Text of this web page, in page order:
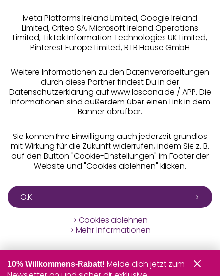
Alle Preise inkl. MwSt., zzgl.
Versandkosten
Meta Platforms Ireland Limited, Google Ireland
Limited, Criteo SA, Microsoft Ireland Operations
Limited, TikTok Information Technologies UK Limited,
Pinterest Europe Limited, RTB House GmbH
Weitere Informationen zu den Datenverarbeitungen
durch diese Partner findest Du in der
Datenschutzerklärung auf www.lascana.de / APP. Die
Informationen sind außerdem über einen Link in dem
Banner abrufbar.
Sie können Ihre Einwilligung auch jederzeit grundlos
mit Wirkung für die Zukunft widerrufen, indem Sie z. B.
auf den Button "Cookie-Einstellungen" im Footer der
Website und "Cookies ablehnen" klicken.
O.K.
Cookies ablehnen
Mehr Informationen
10% Willkommens-Rabatt! Melde dich jetzt zum